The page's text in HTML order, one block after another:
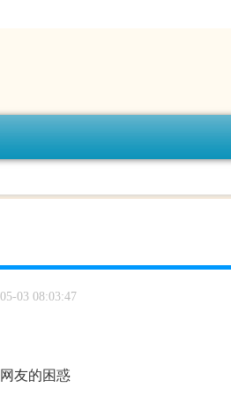
03 08:03:47
友的困惑